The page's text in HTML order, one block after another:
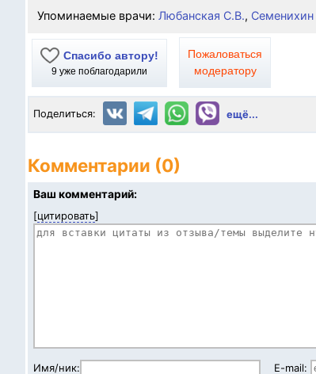
Упоминаемые врачи: Любанская С.В., Семенихин
Спасибо автору!
9 уже поблагодарили
Пожаловаться
модератору
Поделиться: ещё...
Комментарии (0)
Ваш комментарий:
[цитировать]
Имя/ник:
E-mail: